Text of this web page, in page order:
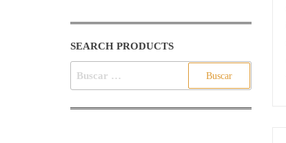
SEARCH PRODUCTS